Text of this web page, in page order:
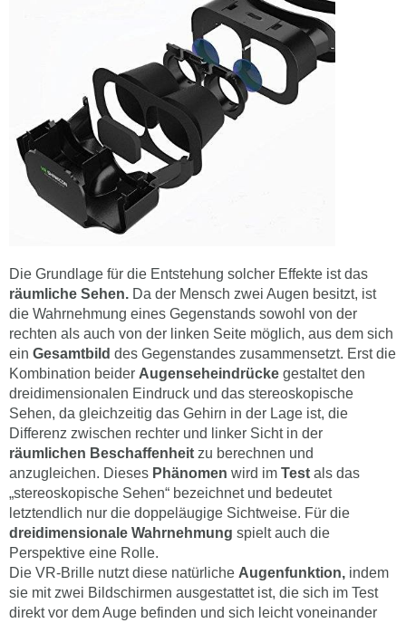
Die Grundlage für die Entstehung solcher Effekte ist das
räumliche Sehen. Da der Mensch zwei Augen besitzt, ist
die Wahrnehmung eines Gegenstands sowohl von der
rechten als auch von der linken Seite möglich, aus dem sich
ein Gesamtbild des Gegenstandes zusammensetzt. Erst die
Kombination beider Augenseheindrücke gestaltet den
dreidimensionalen Eindruck und das stereoskopische
Sehen, da gleichzeitig das Gehirn in der Lage ist, die
Differenz zwischen rechter und linker Sicht in der
räumlichen Beschaffenheit zu berechnen und
anzugleichen. Dieses Phänomen wird im Test als das
„stereoskopische Sehen“ bezeichnet und bedeutet
letztendlich nur die doppeläugige Sichtweise. Für die
dreidimensionale Wahrnehmung spielt auch die
Perspektive eine Rolle.
Die VR-Brille nutzt diese natürliche Augenfunktion, indem
sie mit zwei Bildschirmen ausgestattet ist, die sich im Test
direkt vor dem Auge befinden und sich leicht voneinander